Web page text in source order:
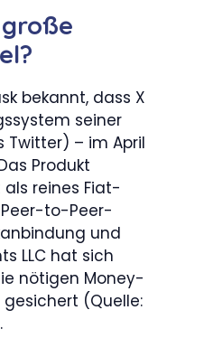
bekannt, dass X
seiner
– im April
Produkt
reines Fiat-
to-Peer-
und
LLC hat sich
nötigen Money-
(Quelle: